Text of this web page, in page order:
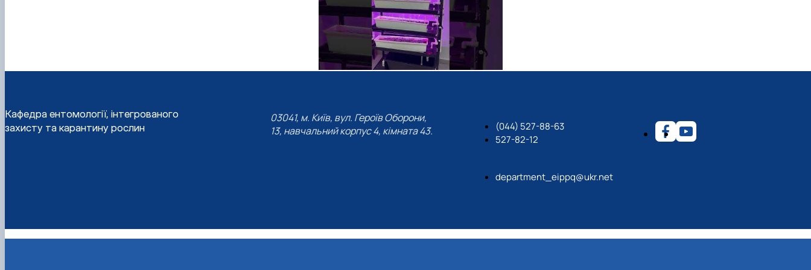
Кафедра ентомології, інтегрованого
захисту та карантину рослин
03041, м. Київ, вул. Героїв Оборони,
13, навчальний корпус 4, кімната 43.
(044) 527-88-63
527-82-12
department_eippq@ukr.net